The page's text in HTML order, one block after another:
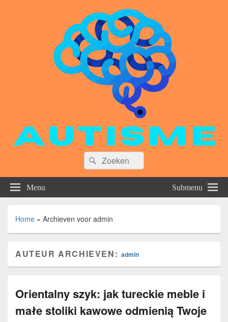
Zoeken
naar:
Zoeken
Menu Submenu
Home » Archieven voor admin
AUTEUR ARCHIEVEN: admin
Orientalny szyk: jak tureckie meble i
małe stoliki kawowe odmienią Twoje